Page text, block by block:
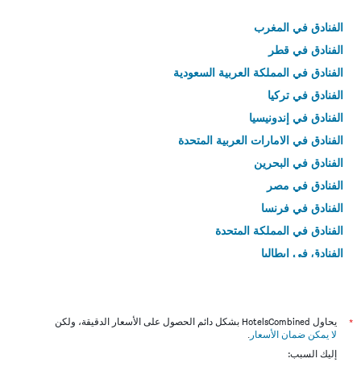
الفنادق في المغرب
الفنادق في قطر
الفنادق في المملكة العربية السعودية
الفنادق في تركيا
الفنادق في إندونيسيا
الفنادق في الامارات العربية المتحدة
الفنادق في البحرين
الفنادق في مصر
الفنادق في فرنسا
الفنادق في المملكة المتحدة
الفنادق في إيطاليا
*
يحاول HotelsCombined بشكل دائم الحصول على الأسعار الدقيقة، ولكن
لا يمكن ضمان الأسعار .
إليك السبب: